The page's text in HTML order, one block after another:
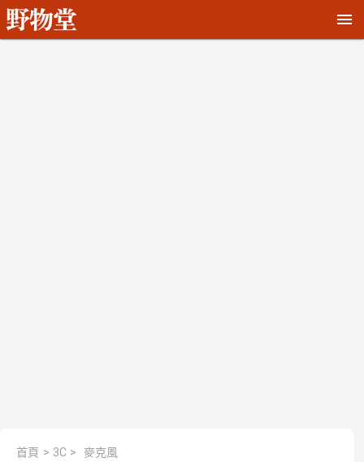
首頁 > 3C > 麥克風